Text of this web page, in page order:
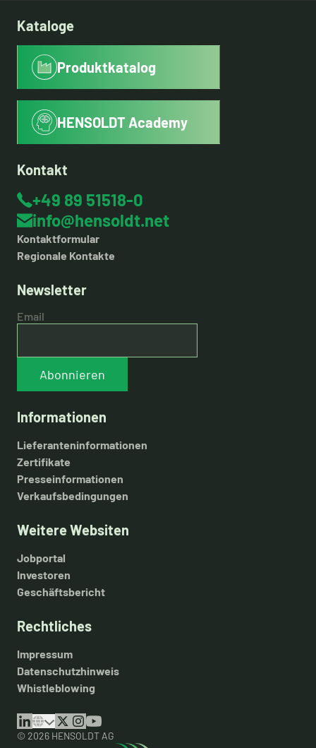
Kataloge
Produktkatalog
HENSOLDT Academy
Kontakt
+49 89 51518-0
info@hensoldt.net
Kontaktformular
Regionale Kontakte
Newsletter
Email
Abonnieren
Informationen
Lieferanteninformationen
Zertifikate
Presseinformationen
Verkaufsbedingungen
Weitere Websiten
Jobportal
Investoren
Geschäftsbericht
Rechtliches
Impressum
Datenschutzhinweis
Whistleblowing
© 2026 HENSOLDT AG